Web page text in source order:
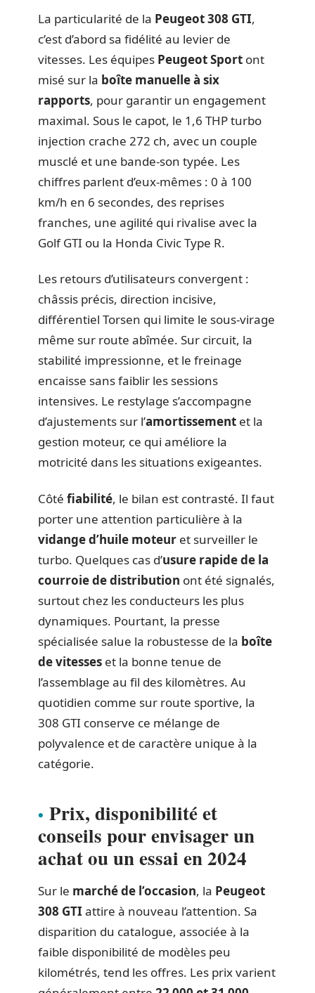
La particularité de la Peugeot 308 GTI,
c’est d’abord sa fidélité au levier de
vitesses. Les équipes Peugeot Sport ont
misé sur la boîte manuelle à six
rapports, pour garantir un engagement
maximal. Sous le capot, le 1,6 THP turbo
injection crache 272 ch, avec un couple
musclé et une bande-son typée. Les
chiffres parlent d’eux-mêmes : 0 à 100
km/h en 6 secondes, des reprises
franches, une agilité qui rivalise avec la
Golf GTI ou la Honda Civic Type R.
Les retours d’utilisateurs convergent :
châssis précis, direction incisive,
différentiel Torsen qui limite le sous-virage
même sur route abîmée. Sur circuit, la
stabilité impressionne, et le freinage
encaisse sans faiblir les sessions
intensives. Le restylage s’accompagne
d’ajustements sur l’amortissement et la
gestion moteur, ce qui améliore la
motricité dans les situations exigeantes.
Côté fiabilité, le bilan est contrasté. Il faut
porter une attention particulière à la
vidange d’huile moteur et surveiller le
turbo. Quelques cas d’usure rapide de la
courroie de distribution ont été signalés,
surtout chez les conducteurs les plus
dynamiques. Pourtant, la presse
spécialisée salue la robustesse de la boîte
de vitesses et la bonne tenue de
l’assemblage au fil des kilomètres. Au
quotidien comme sur route sportive, la
308 GTI conserve ce mélange de
polyvalence et de caractère unique à la
catégorie.
Prix, disponibilité et
conseils pour envisager un
achat ou un essai en 2024
Sur le marché de l’occasion, la Peugeot
308 GTI attire à nouveau l’attention. Sa
disparition du catalogue, associée à la
faible disponibilité de modèles peu
kilométrés, tend les offres. Les prix varient